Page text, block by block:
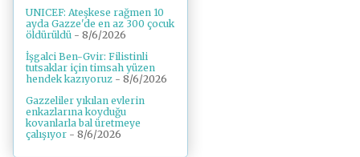
UNICEF: Ateşkese rağmen 10
ayda Gazze'de en az 300 çocuk
öldürüldü - 8/6/2026
İşgalci Ben-Gvir: Filistinli
tutsaklar için timsah yüzen
hendek kazıyoruz - 8/6/2026
Gazzeliler yıkılan evlerin
enkazlarına koyduğu
kovanlarla bal üretmeye
çalışıyor - 8/6/2026